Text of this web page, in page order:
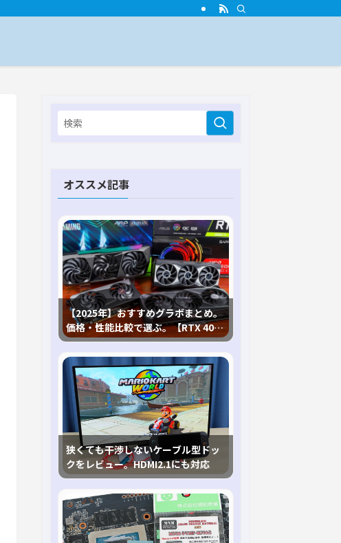
オススメ記事
【2025年】おすすめグラボまとめ。
価格・性能比較で選ぶ。【RTX 40,
RX 7000各種に対応】
狭くても干渉しないケーブル型ドッ
クをレビュー。HDMI2.1にも対応